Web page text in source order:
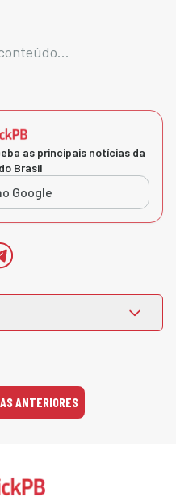
as principais notícias da
Brasil
Google
ANTERIORES